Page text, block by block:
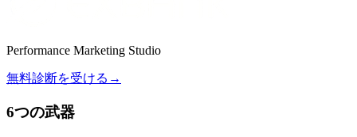
Performance Marketing Studio
無料診断を受ける →
6つの武器